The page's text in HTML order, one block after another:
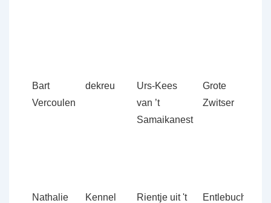
Bart
Vercoulen
dekreu
Urs-Kees
van ’t
Samaikanest
Grote
Zwitser
Nathalie
Kennel
Rientje uit 't
Entlebucher